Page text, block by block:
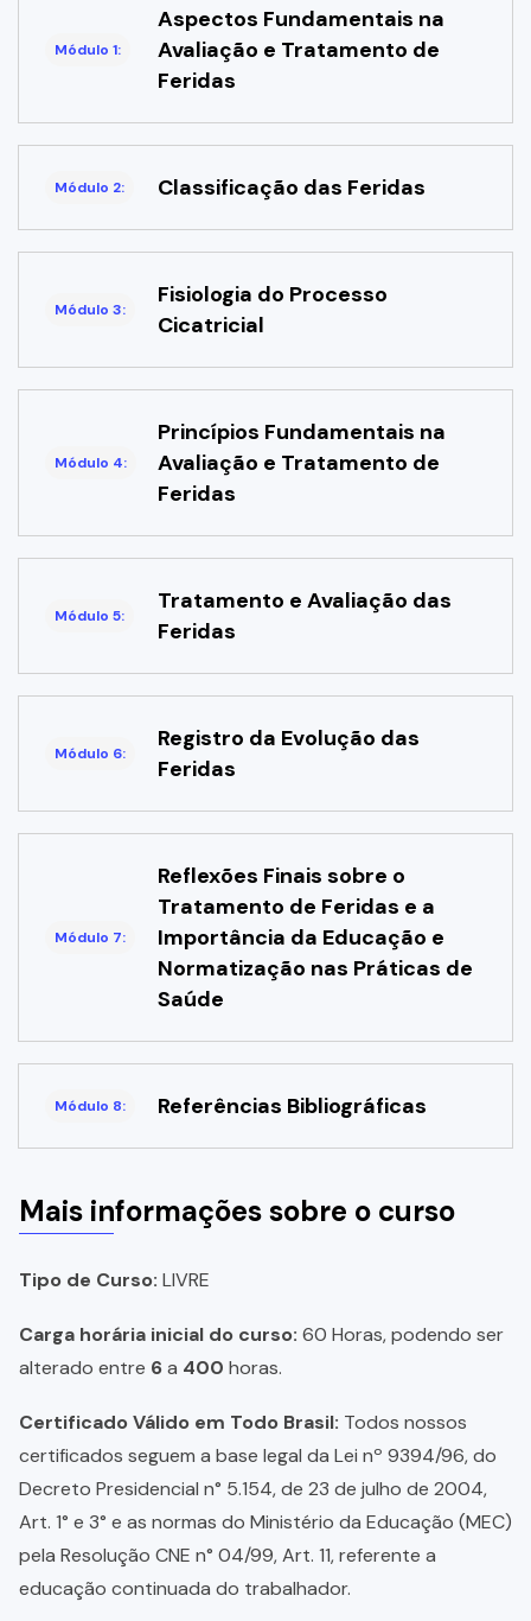
Módulo 1:
Aspectos Fundamentais na
Avaliação e Tratamento de
Feridas
Módulo 2: Classificação das Feridas
Módulo 3:
Fisiologia do Processo
Cicatricial
Módulo 4:
Princípios Fundamentais na
Avaliação e Tratamento de
Feridas
Módulo 5:
Tratamento e Avaliação das
Feridas
Módulo 6:
Registro da Evolução das
Feridas
Módulo 7:
Reflexões Finais sobre o
Tratamento de Feridas e a
Importância da Educação e
Normatização nas Práticas de
Saúde
Módulo 8: Referências Bibliográficas
Mais informações sobre o curso
Tipo de Curso: LIVRE
Carga horária inicial do curso: 60 Horas, podendo ser
alterado entre 6a 400 horas.
Certificado Válido em Todo Brasil: Todos nossos
certificados seguem a base legal da Lei nº 9394/96, do
Decreto Presidencial n° 5.154, de 23 de julho de 2004,
Art. 1° e 3° e as normas do Ministério da Educação (MEC)
pela Resolução CNE n° 04/99, Art. 11, referente a
educação continuada do trabalhador.